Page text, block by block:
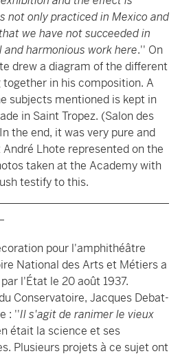
not only practiced in Mexico and
we have not succeeded in
harmonious work here.'' On
drew a diagram of the different
in his composition. A
subjects mentioned is kept in
in Saint Tropez. (Salon des
the end, it was very pure and
Lhote represented on the
taken at the Academy with
testify to this.
pour l'amphithéâtre
National des Arts et Métiers a
l'État le 20 août 1937.
Conservatoire, Jacques Debat-
: ''Il s'agit de ranimer le vieux
était la science et ses
Plusieurs projets à ce sujet ont